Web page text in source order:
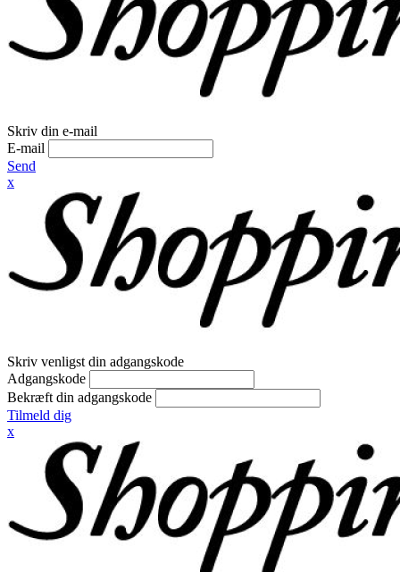
Skriv din e-mail
E-mail
Send
x
Skriv venligst din adgangskode
Adgangskode
Bekræft din adgangskode
Tilmeld dig
x